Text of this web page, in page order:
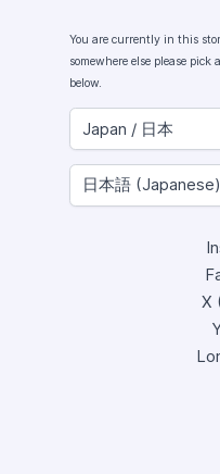
You are currently in this
somewhere else please
below.
X